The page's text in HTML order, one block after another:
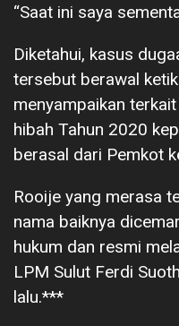
“Saat ini saya
Diketahui, kasus
tersebut berawal
menyampaikan
hibah Tahun 2020
berasal dari Pemkot
Rooije yang merasa
nama baiknya
hukum dan resmi
LPM Sulut Ferdi
lalu.***